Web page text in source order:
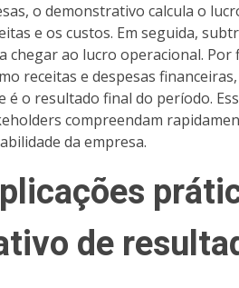
o demonstrativo calcula o
e os custos. Em seguida,
chegar ao lucro operacional. Por
receitas e despesas
o resultado final do período.
compreendam
da empresa.
de